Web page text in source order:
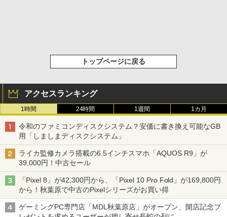
トップページに戻る
アクセスランキング
1時間 24時間 1週間 1カ月
令和のファミコンディスクシステム？安価に書き換え可能なGB
用「しましまディスクシステム」
ライカ監修カメラ搭載の6.5インチスマホ「AQUOS R9」が
39,000円！中古セール
「Pixel 8」が42,300円から、「Pixel 10 Pro Fold」が169,800円
から！秋葉原で中古のPixelシリーズがお買い得
ゲーミングPC専門店「MDL秋葉原店」がオープン、開店記念プ